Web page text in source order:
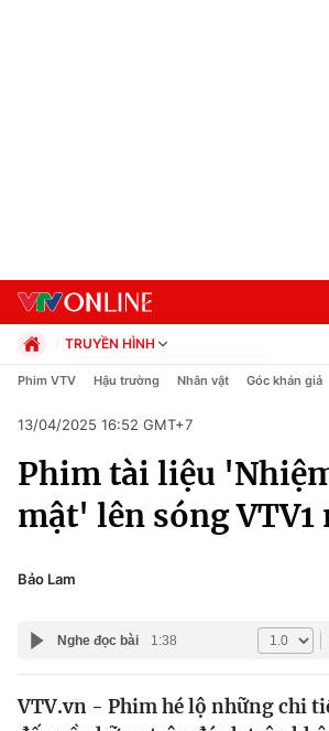
Chuyên mục
Chính trị
Pháp luật
TRUYỀN HÌNH
Chính trị
Pháp luật
Kinh tế
Thể thao
Truyền hình
Y tế
Công nghệ
Phim VTV Hậu trường Nhân vật Góc khán giả
13/04/2025 16:52 GMT+7
Phim tài liệu
mật' lên sóng VTV1
Bảo Lam
Nghe đọc bài 1:38
VTV.vn - Phim hé lộ những chi